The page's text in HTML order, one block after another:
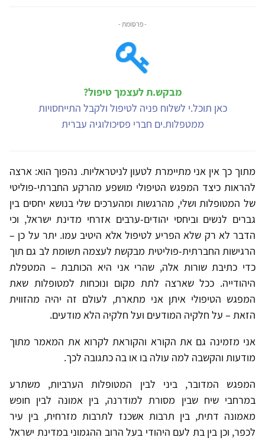
- פרסומת -
מבקש.ת לעצמך טיפול?
כאן תוכל.י לשלוח פניה לטיפול ולקבל התייחסויות
ממטפלות.ים חברי פסיכולוגיה עברית
מתוך כך אין אני מתיימרת לטעון לניטראליות. נהפוך הוא: ארצה
להראות כיצד המפגש הטיפולי מושפע מהרקע החברתי-פוליטי
של המטופלות ושלי, מהרגשות ומהערכים שלי בנושא יחסים בין
גברים לנשים וביחסי יהודים-ערבים אזרחי מדינת ישראל, וכי
הדבר לא רק שלא הפריע לטיפול אלא היטיב עמו. יתר על כן –
הרגישות החברתית-פוליטית מבקשת לעצמה תשומת לב גם תוך
כדי כתיבת שורות אלה, שהרי אני היא הכותבת – המטפלת
היהודייה. ככל שארצה לתת מקום ונוכחות למטופלות שאת
המפגש הטיפולי איתן אני מתארת, לעולם זה יהיה מהזווית
הזאת – על חלקיה המודעים ועל חלקיה הלא מודעים.
אני מזמינה גם את הקורא והקוראת לקרוא את המאמר מתוך
מודעות והקשבה למה עולה בו או בה כתגובה לכך.
המפגש המדובר, ביני לבין המטופלות הערביות, משתרע
במרחבי שיח שבין מסורת למודרנה, בין אמונה לבין חופש
מאמונה דתית, בין תרבות אשכנז לתרבות מזרחית, בין עיר
לכפר, וכן בין בת לעם היהודי בעל הרוב ההגמוני במדינת ישראל